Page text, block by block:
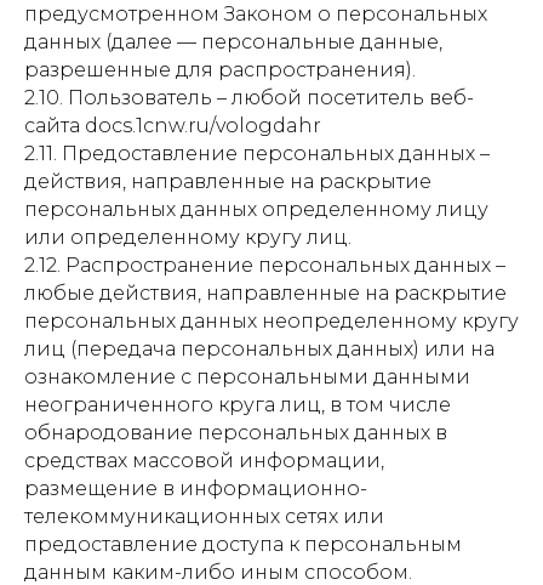
предусмотренном Законом о персональных
данных (далее — персональные данные,
разрешенные для распространения).
2.10. Пользователь – любой посетитель веб-
сайта docs.1cnw.ru/vologdahr
2.11. Предоставление персональных данных –
действия, направленные на раскрытие
персональных данных определенному лицу
или определенному кругу лиц.
2.12. Распространение персональных данных –
любые действия, направленные на раскрытие
персональных данных неопределенному кругу
лиц (передача персональных данных) или на
ознакомление с персональными данными
неограниченного круга лиц, в том числе
обнародование персональных данных в
средствах массовой информации,
размещение в информационно-
телекоммуникационных сетях или
предоставление доступа к персональным
данным каким-либо иным способом.